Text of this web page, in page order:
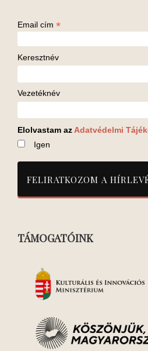
Email cím *
Keresztnév
Vezetéknév
Elolvastam az Adatvédelmi
Igen
TÁMOGATÓINK